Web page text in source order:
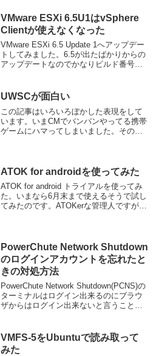
VMware ESXi 6.5U1はvSphere
Clientが使えなくなった
VMware ESXi 6.5 Update 1へアップデー
トしてみました。6.5が出たばかりからの
アップデートなのでかなりビルド番号上
UWSCが面白い
この記事はいろいろぼかした表現をして
います。いまCMでバンバンやってる携帯
ゲームにハマってしまいました。そのゲ
かかるし面倒です。という...
ATOK for androidを使ってみた
ATOK for android トライアルを使ってみ
た。いまなら6月末まで使えるそうで試し
てみたのです。ATOKerな管理人ですが携
PowerChute Network Shutdown
のログインアカウントを忘れたと
きの対処方法
PowerChute Network Shutdown(PCNS)の
ターミナルはログイン出来るのにブラウ
ザからはログイン出来ないと言うことが
VMFS-5をUbuntuで読み取って
みた